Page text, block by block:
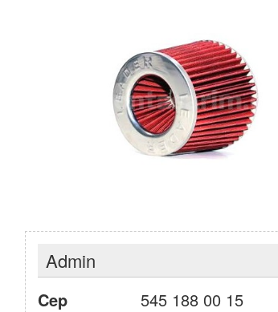
Admin
Cep
545 188 00 15